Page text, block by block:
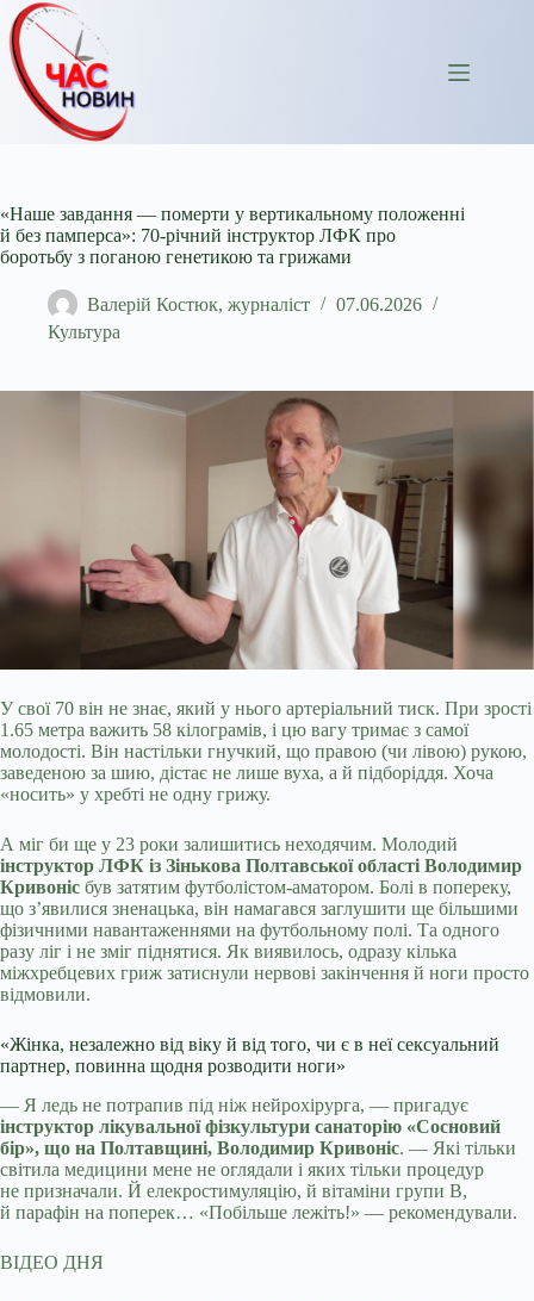
Перейти
до
вмісту
«Наше завдання — померти у вертикальному положенні
й без памперса»: 70-річний інструктор ЛФК про
боротьбу з поганою генетикою та грижами
Валерій Костюк, журналіст
07.06.2026
Культура
У свої 70 він не знає, який у нього артеріальний тиск. При зрості
1.65 метра важить 58 кілограмів, і цю вагу тримає з самої
молодості. Він настільки гнучкий, що правою (чи лівою) рукою,
заведеною за шию, дістає не лише вуха, а й підборіддя. Хоча
«носить» у хребті не одну грижу.
А міг би ще у 23 роки залишитись неходячим. Молодий
інструктор ЛФК із Зінькова Полтавської області Володимир
Кривоніс був затятим футболістом-аматором. Болі в попереку,
що з’явилися зненацька, він намагався заглушити ще більшими
фізичними навантаженнями на футбольному полі. Та одного
разу ліг і не зміг піднятися. Як виявилось, одразу кілька
міжхребцевих гриж затиснули нервові закінчення й ноги просто
відмовили.
«Жінка, незалежно від віку й від того, чи є в неї сексуальний
партнер, повинна щодня розводити ноги»
— Я ледь не потрапив під ніж нейрохірурга, — пригадує
інструктор лікувальної фізкультури санаторію «Сосновий
бір», що на Полтавщині, Володимир Кривоніс. — Які тільки
світила медицини мене не оглядали і яких тільки процедур
не призначали. Й елекростимуляцію, й вітаміни групи В,
й парафін на поперек… «Побільше лежіть!» — рекомендували.
ВІДЕО ДНЯ